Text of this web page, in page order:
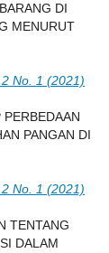
DI
MENURUT
No. 1 (2021)
PANGAN DI
No. 1 (2021)
TENTANG
DALAM